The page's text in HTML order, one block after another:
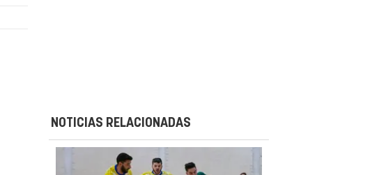
NOTICIAS RELACIONADAS